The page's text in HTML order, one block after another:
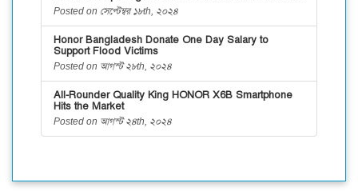
Posted on সেপ্টেম্বর ১৮th, ২০২৪
Honor Bangladesh Donate One Day Salary to
Support Flood Victims
Posted on আগস্ট ২৮th, ২০২৪
All-Rounder Quality King HONOR X6B Smartphone
Hits the Market
Posted on আগস্ট ২৪th, ২০২৪